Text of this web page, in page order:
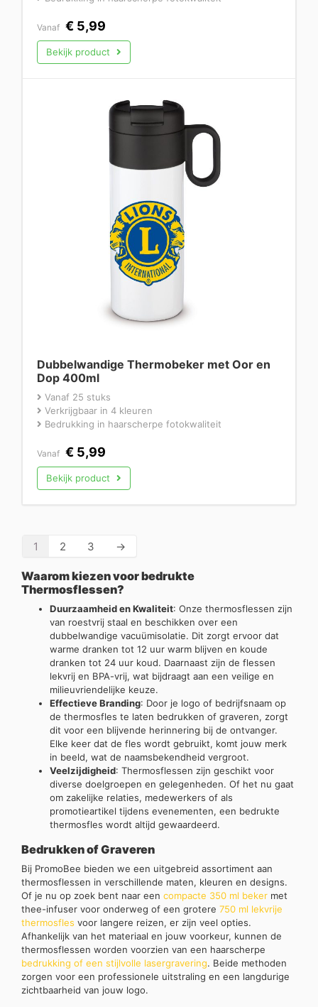
Vanaf € 5,99
Bekijk product
Dubbelwandige Thermobeker met Oor en
Dop 400ml
Vanaf 25 stuks
Verkrijgbaar in 4 kleuren
Bedrukking in haarscherpe fotokwaliteit
Vanaf € 5,99
Bekijk product
1 2 3 →
Waarom kiezen voor bedrukte
Thermosflessen?
Duurzaamheid en Kwaliteit: Onze thermosflessen zijn
van roestvrij staal en beschikken over een
dubbelwandige vacuümisolatie. Dit zorgt ervoor dat
warme dranken tot 12 uur warm blijven en koude
dranken tot 24 uur koud. Daarnaast zijn de flessen
lekvrij en BPA-vrij, wat bijdraagt aan een veilige en
milieuvriendelijke keuze.
Effectieve Branding: Door je logo of bedrijfsnaam op
de thermosfles te laten bedrukken of graveren, zorgt
dit voor een blijvende herinnering bij de ontvanger.
Elke keer dat de fles wordt gebruikt, komt jouw merk
in beeld, wat de naamsbekendheid vergroot.
Veelzijdigheid: Thermosflessen zijn geschikt voor
diverse doelgroepen en gelegenheden. Of het nu gaat
om zakelijke relaties, medewerkers of als
promotieartikel tijdens evenementen, een bedrukte
thermosfles wordt altijd gewaardeerd.
Bedrukken of Graveren
Bij PromoBee bieden we een uitgebreid assortiment aan
thermosflessen in verschillende maten, kleuren en designs.
Of je nu op zoek bent naar een compacte 350 ml beker met
thee-infuser voor onderweg of een grotere 750 ml lekvrije
thermosfles voor langere reizen, er zijn veel opties.
Afhankelijk van het materiaal en jouw voorkeur, kunnen de
thermosflessen worden voorzien van een haarscherpe
bedrukking of een stijlvolle lasergravering. Beide methoden
zorgen voor een professionele uitstraling en een langdurige
zichtbaarheid van jouw logo.